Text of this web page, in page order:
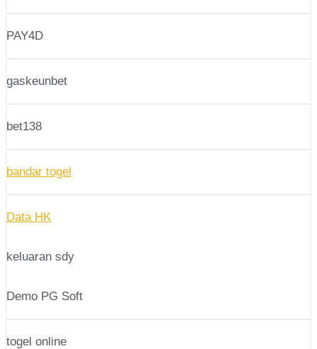
PAY4D
gaskeunbet
bet138
bandar togel
Data HK
keluaran sdy
Demo PG Soft
togel online